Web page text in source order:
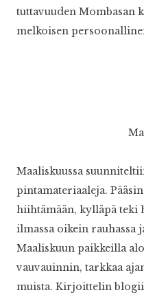
tuttavuuden Mombasan
melkoisen
Maaliskuussa
pintamateriaaleja.
hiihtämään, kylläpä teki
ilmassa oikein rauhassa
Maaliskuun paikkeilla
vauvauinnin, tarkkaa
muista. Kirjoittelin